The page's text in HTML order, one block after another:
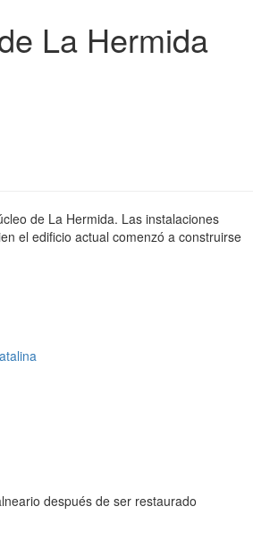
La Hermida
de La Hermida. Las instalaciones
el edificio actual comenzó a construirse
después de ser restaurado